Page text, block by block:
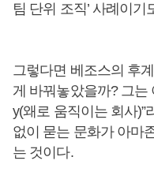
팀 단위 조직’ 사례이기
그렇다면 베조스의 후
게 바꿔놓았을까? 그는
y(왜로 움직이는 회사)”
없이 묻는 문화가 아마
는 것이다.